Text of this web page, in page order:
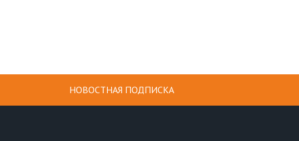
НОВОСТНАЯ ПОДПИСКА